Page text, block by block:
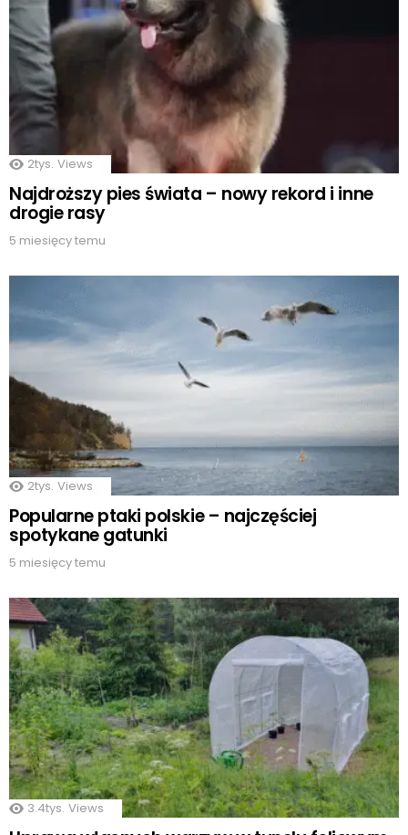
2tys. Views
Najdroższy pies świata – nowy rekord i inne
drogie rasy
5 miesięcy temu
2tys. Views
Popularne ptaki polskie – najczęściej
spotykane gatunki
5 miesięcy temu
3.4tys. Views